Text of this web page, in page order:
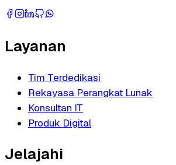
Layanan
Tim Terdedikasi
Rekayasa Perangkat Lunak
Konsultan IT
Produk Digital
Jelajahi